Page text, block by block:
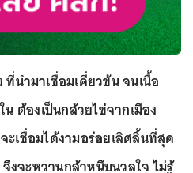
นำมาเชื่อมเคี่ยวข้น จนเนื้อ
ต้องเป็นกล้วยไข่จากเมือง
เชื่อมได้งามอร่อยเลิศลิ้นที่สุด
งจะหวานกล้าหนึบนวลใจ ไม่รู้